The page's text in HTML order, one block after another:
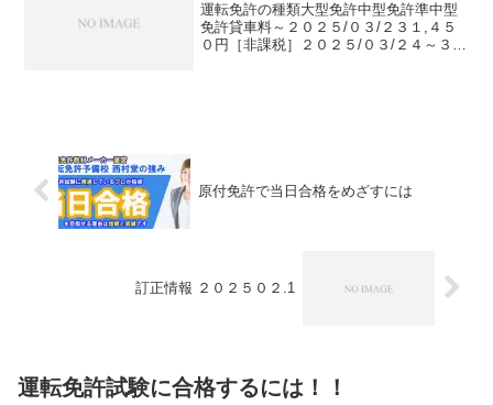
運転免許の種類大型免許中型免許準中型
免許貸車料～２０２５/０３/２３１,４５
０円［非課税］２０２５/０３/２４～３,
原付免許で当日合格をめざすには
訂正情報 ２０２５０２.1
運転免許試験に合格するには！！